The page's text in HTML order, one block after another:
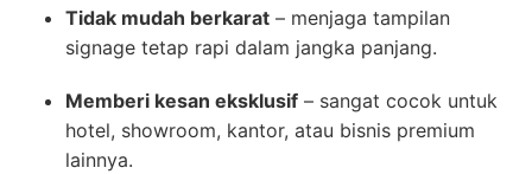
Tidak mudah berkarat – menjaga tampilan
signage tetap rapi dalam jangka panjang.
Memberi kesan eksklusif – sangat cocok untuk
hotel, showroom, kantor, atau bisnis premium
lainnya.